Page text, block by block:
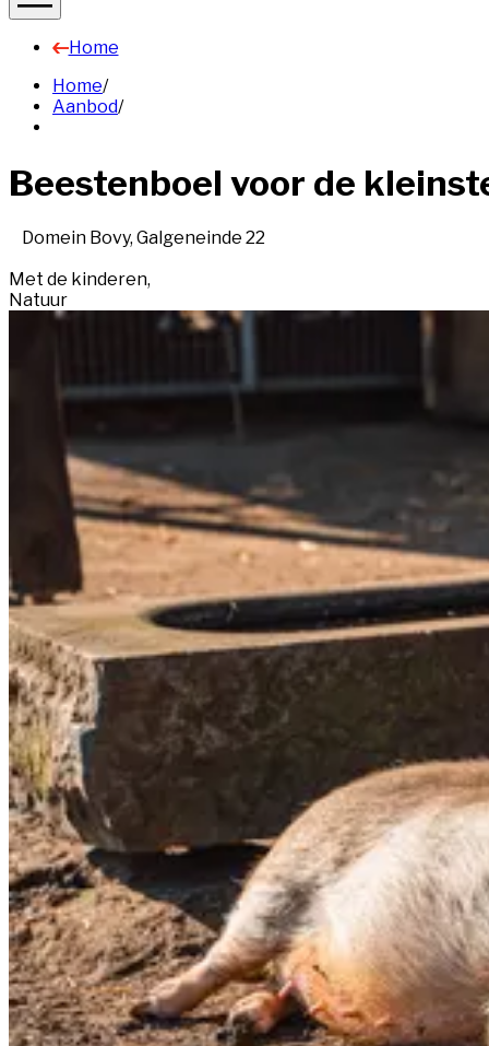
Home
Home/
Aanbod/
Beestenboel voor de
Domein Bovy, Galgeneinde 22
Met de kinderen,
Natuur